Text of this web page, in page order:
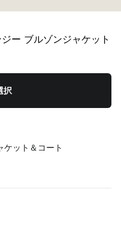
ー ブルゾンジャケット
択
ケット＆コート